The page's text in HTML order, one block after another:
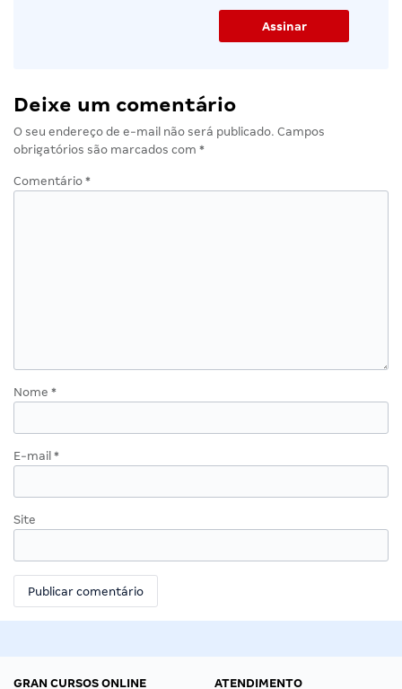
Deixe um comentário
O seu endereço de e-mail não será publicado. Campos
obrigatórios são marcados com *
Comentário *
Nome *
E-mail *
Site
GRAN CURSOS ONLINE
ATENDIMENTO